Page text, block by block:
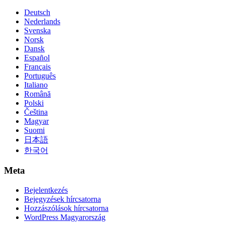
Deutsch
Nederlands
Svenska
Norsk
Dansk
Español
Français
Português
Italiano
Română
Polski
Čeština
Magyar
Suomi
日本語
한국어
Meta
Bejelentkezés
Bejegyzések hírcsatorna
Hozzászólások hírcsatorna
WordPress Magyarország